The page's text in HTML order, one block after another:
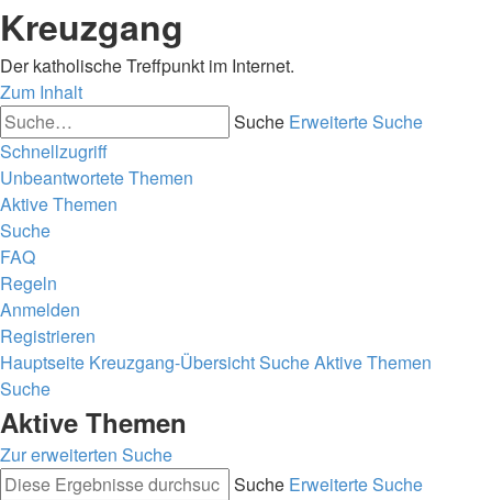
Kreuzgang
Der katholische Treffpunkt im Internet.
Zum Inhalt
Suche Erweiterte Suche
Schnellzugriff
Unbeantwortete Themen
Aktive Themen
Suche
FAQ
Regeln
Anmelden
Registrieren
Hauptseite Kreuzgang-ÜbersichtSucheAktive Themen
Suche
Aktive Themen
Zur erweiterten Suche
Suche Erweiterte Suche